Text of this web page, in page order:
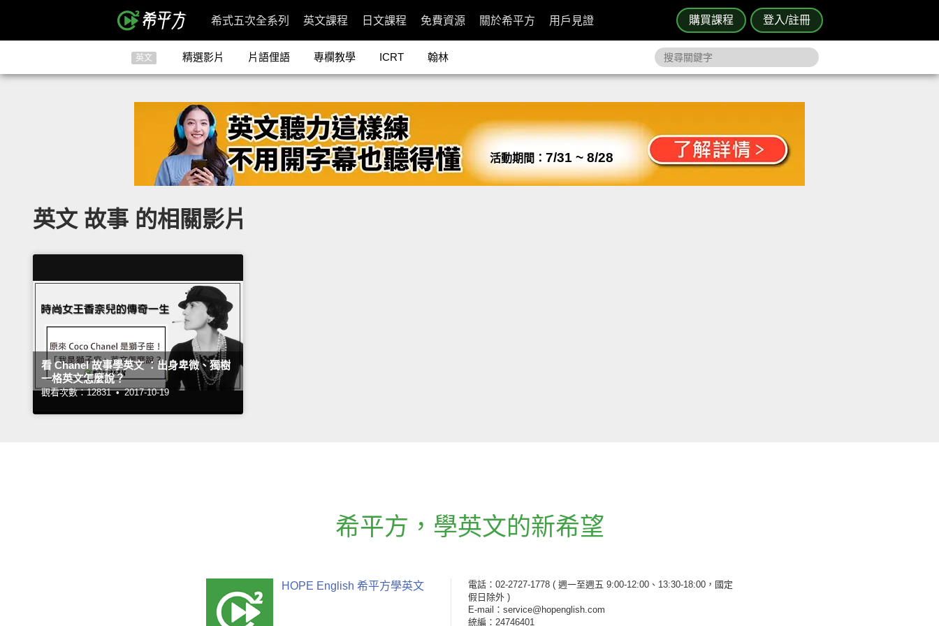
購買課程 登入/註冊
希式五次全系列 英文課程 日文課程 免費資源 關於希平方 用戶見證
英文 精選影片 片語俚語 專欄教學 ICRT 翰林
活動期間： 7/31 ~ 8/28
英文 故事 的相關影片
看 Chanel 故事學英文 ：出身卑微、獨樹
一格英文怎麼說？
觀看次數：12831 • 2017-10-19
希平方 ， 學英文的新希望
HOPE English 希平方學英文 電話：02-2727-1778 ( 週一至週五 9:00-12:00、13:30-18:00，國定
假日除外 )
E-mail：service@hopenglish.com
統編：24746401